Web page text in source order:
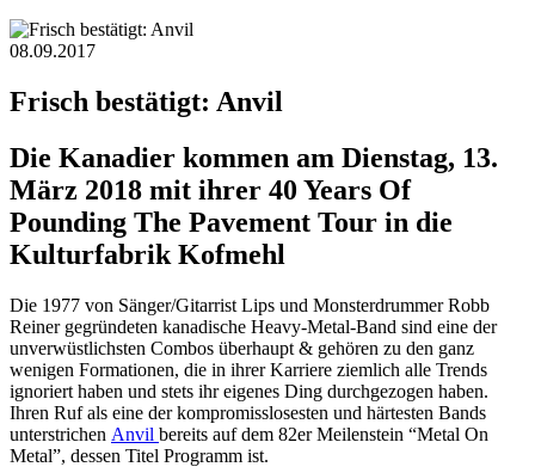
08.09.2017
Frisch bestätigt: Anvil
Die Kanadier kommen am Dienstag, 13.
März 2018 mit ihrer 40 Years Of
Pounding The Pavement Tour in die
Kulturfabrik Kofmehl
Die 1977 von Sänger/Gitarrist Lips und Monsterdrummer Robb
Reiner gegründeten kanadische Heavy-Metal-Band sind eine der
unverwüstlichsten Combos überhaupt & gehören zu den ganz
wenigen Formationen, die in ihrer Karriere ziemlich alle Trends
ignoriert haben und stets ihr eigenes Ding durchgezogen haben.
Ihren Ruf als eine der kompromisslosesten und härtesten Bands
unterstrichen Anvil bereits auf dem 82er Meilenstein “Metal On
Metal”, dessen Titel Programm ist.